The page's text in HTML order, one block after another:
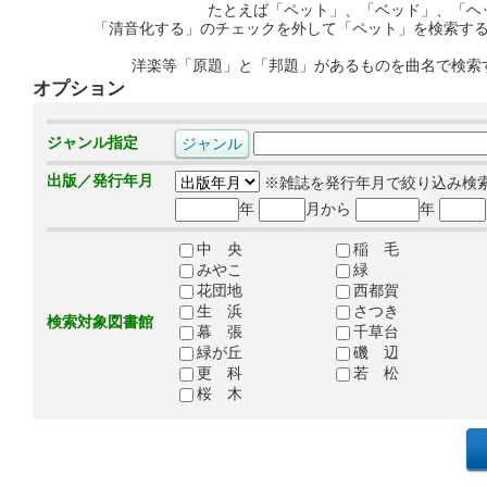
たとえば「ペット」、「ベッド」、「
「清音化する」のチェックを外して「ペット」を検索
洋楽等「原題」と「邦題」があるものを曲名で検
オプション
ジャンル指定
出版／発行年月
※雑誌を発行年月で絞り込み検
年
月から 年
検索対象図書館
中 央
稲 毛
みやこ
緑
花団地
西都賀
生 浜
さつき
幕 張
千草台
緑が丘
磯 辺
更 科
若 松
桜 木